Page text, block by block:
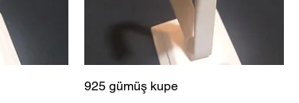
925 gümüş kupe